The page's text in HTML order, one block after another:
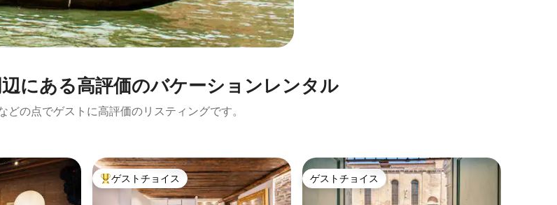
に⁠あ⁠る高⁠評⁠価⁠のバ⁠ケ⁠ー⁠シ⁠ョ⁠ン⁠レ⁠ン⁠タ⁠ル
どの点でゲストに高評価のリスティングです。
大好評のゲストチョイスです。
ゲストチョイス ゲストチョイス
ゲストチョイス